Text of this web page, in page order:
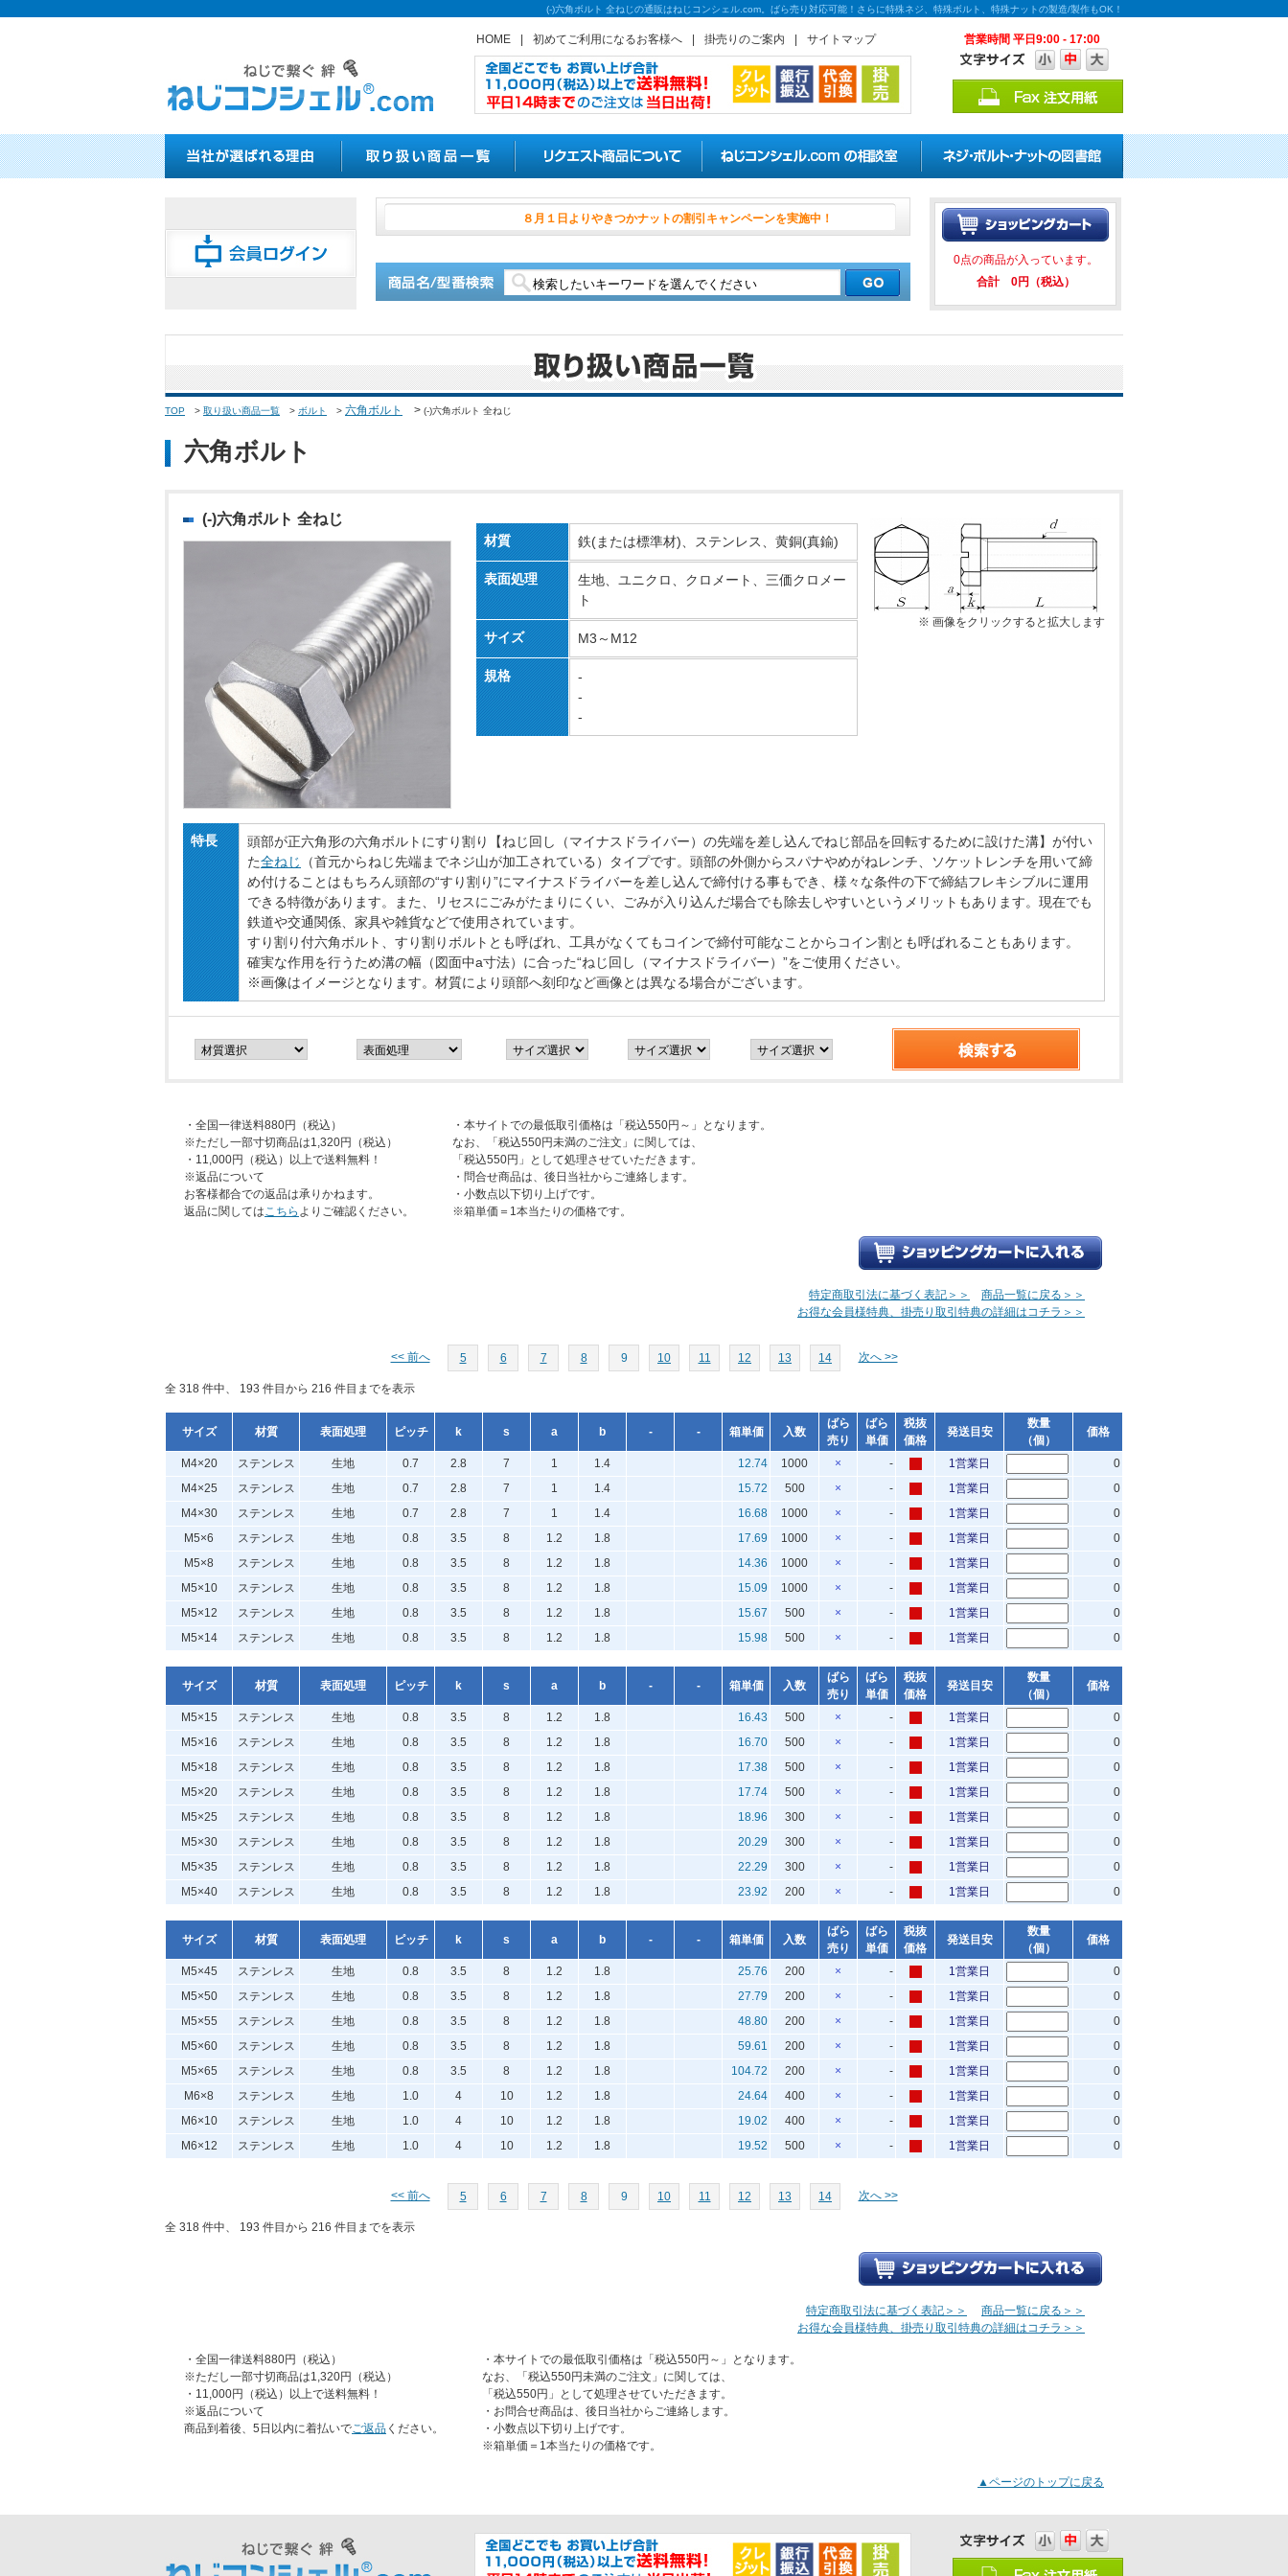
(-)六角ボルト 全ねじの通販はねじコンシェル.com。ばら売り対応可能！さらに特殊ネジ、特殊ボルト、特殊ナットの製造/製作もOK！
HOME 初めてご利用になるお客様へ 掛売りのご案内 サイトマップ 営業時間 平日9:00 - 17:00
８月１日よりやきつかナットの割引キャンペーンを実施中
0点の商品が入っています。
合計 0円（税込）
TOP > 取り扱い商品一覧 > ボルト > 六角ボルト > (-)六角ボルト 全ねじ
六角ボルト
(-)六角ボルト 全ねじ
材質 鉄(または標準材)、ステンレス、黄銅(真鍮)
表面処理
生地、ユニクロ、クロメート、三価クロメー
ト
サイズ M3～M12
規格
-
-
-
※ 画像をクリックすると拡大します
特長
頭部が正六角形の六角ボルトにすり割り【ねじ回し（マイナスドライバー）の先端を差し込んでねじ部品を回転するために設けた溝】が付い
た全ねじ
（首元からねじ先端までネジ山が加工されている）タイプです。頭部の外側からスパナやめがねレンチ、ソケットレンチを用いて締
め付けることはもちろん頭部の“すり割り”にマイナスドライバーを差し込んで締付ける事もでき、様々な条件の下で締結フレキシブルに運用
できる特徴があります。また、リセスにごみがたまりにくい、ごみが入り込んだ場合でも除去しやすいというメリットもあります。現在でも
鉄道や交通関係、家具や雑貨などで使用されています。
すり割り付六角ボルト、すり割りボルトとも呼ばれ、工具がなくてもコインで締付可能なことからコイン割とも呼ばれることもあります。
確実な作用を行うため溝の幅（図面中a寸法）に合った“ねじ回し（マイナスドライバー）”をご使用ください。
※画像はイメージとなります。材質により頭部へ刻印など画像とは異なる場合がございます。
・全国一律送料880円（税込）
※ただし一部寸切商品は1,320円（税込）
・11,000円（税込）以上で送料無料！
※返品について
お客様都合での返品は承りかねます。
返品に関してはこちら よりご確認ください。
・本サイトでの最低取引価格は「税込550円～」となります。
なお、「税込550円未満のご注文」に関しては、
「税込550円」として処理させていただきます。
・問合せ商品は、後日当社からご連絡します。
・小数点以下切り上げです。
※箱単価＝1本当たりの価格です。
特定商取引法に基づく表記＞＞
商品一覧に戻る＞＞
お得な会員様特典、掛売り取引特典の詳細はコチラ＞＞
<< 前へ 5 6 7 8 9 10 11 12 13 14 次へ >>
全 318 件中、 193 件目から 216 件目までを表示
サイズ 材質 表面処理 ピッチ k s a b - - 箱単価 入数
ばら
売り
ばら
単価
税抜
価格
発送目安
数量
（個）
価格
M4×20 ステンレス 生地 0.7 2.8 7 1 1.4 12.74 1000 × - 1営業日
0
M4×25
ステンレス 生地 0.7 2.8 7 1 1.4 15.72 500 × - 1営業日
0
M4×30
ステンレス 生地 0.7 2.8 7 1 1.4 16.68 1000 × - 1営業日
0
M5×6
ステンレス 生地 0.8 3.5 8 1.2 1.8 17.69 1000 × - 1営業日
0
M5×8
ステンレス 生地 0.8 3.5 8 1.2 1.8 14.36 1000 × - 1営業日
0
M5×10
ステンレス 生地 0.8 3.5 8 1.2 1.8 15.09 1000 × - 1営業日
0
M5×12
ステンレス 生地 0.8 3.5 8 1.2 1.8 15.67 500 × - 1営業日
0
M5×14
ステンレス 生地 0.8 3.5 8 1.2 1.8 15.98 500 × - 1営業日 0
サイズ 材質 表面処理 ピッチ k s a b - - 箱単価 入数
ばら
売り
ばら
単価
税抜
価格
発送目安
数量
（個）
価格
M5×15 ステンレス 生地 0.8 3.5 8 1.2 1.8 16.43 500 × - 1営業日
0
M5×16
ステンレス 生地 0.8 3.5 8 1.2 1.8 16.70 500 × - 1営業日
0
M5×18
ステンレス 生地 0.8 3.5 8 1.2 1.8 17.38 500 × - 1営業日
0
M5×20
ステンレス 生地 0.8 3.5 8 1.2 1.8 17.74 500 × - 1営業日
0
M5×25
ステンレス 生地 0.8 3.5 8 1.2 1.8 18.96 300 × - 1営業日
0
M5×30
ステンレス 生地 0.8 3.5 8 1.2 1.8 20.29 300 × - 1営業日
0
M5×35
ステンレス 生地 0.8 3.5 8 1.2 1.8 22.29 300 × - 1営業日
0
M5×40
ステンレス 生地 0.8 3.5 8 1.2 1.8 23.92 200 × - 1営業日 0
サイズ 材質 表面処理 ピッチ k s a b - - 箱単価 入数
ばら
売り
ばら
単価
税抜
価格
発送目安
数量
（個）
価格
M5×45 ステンレス 生地 0.8 3.5 8 1.2 1.8 25.76 200 × - 1営業日
0
M5×50
ステンレス 生地 0.8 3.5 8 1.2 1.8 27.79 200 × - 1営業日
0
M5×55
ステンレス 生地 0.8 3.5 8 1.2 1.8 48.80 200 × - 1営業日
0
M5×60
ステンレス 生地 0.8 3.5 8 1.2 1.8 59.61 200 × - 1営業日
0
M5×65
ステンレス 生地 0.8 3.5 8 1.2 1.8 104.72 200 × - 1営業日
0
M6×8
ステンレス 生地 1.0 4 10 1.2 1.8 24.64 400 × - 1営業日
0
M6×10
ステンレス 生地 1.0 4 10 1.2 1.8 19.02 400 × - 1営業日
0
M6×12
ステンレス 生地 1.0 4 10 1.2 1.8 19.52 500 × - 1営業日 0
<< 前へ 5 6 7 8 9 10 11 12 13 14 次へ >>
全 318 件中、 193 件目から 216 件目までを表示
特定商取引法に基づく表記＞＞
商品一覧に戻る＞＞
お得な会員様特典、掛売り取引特典の詳細はコチラ＞＞
・全国一律送料880円（税込）
※ただし一部寸切商品は1,320円（税込）
・11,000円（税込）以上で送料無料！
※返品について
商品到着後、5日以内に着払いでご返品 ください。
・本サイトでの最低取引価格は「税込550円～」となります。
なお、「税込550円未満のご注文」に関しては、
「税込550円」として処理させていただきます。
・お問合せ商品は、後日当社からご連絡します。
・小数点以下切り上げです。
※箱単価＝1本当たりの価格です。
▲ページのトップに戻る